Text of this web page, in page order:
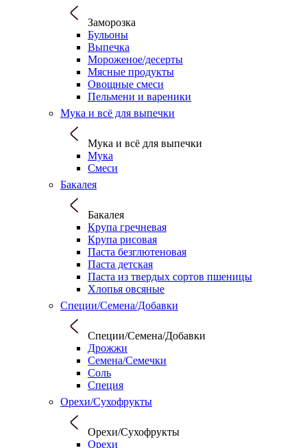
Заморозка
Бульоны
Выпечка
Мороженое/десерты
Мясные продукты
Овощные смеси
Пельмени и вареники
Мука и всё для выпечки
Мука и всё для выпечки
Мука
Смеси
Бакалея
Бакалея
Крупа гречневая
Крупа рисовая
Паста безглютеновая
Паста детская
Паста из твердых сортов пшеницы
Хлопья овсяные
Специи/Семена/Добавки
Специи/Семена/Добавки
Дрожжи
Семена/Семечки
Соль
Специя
Орехи/Сухофрукты
Орехи/Сухофрукты
Орехи